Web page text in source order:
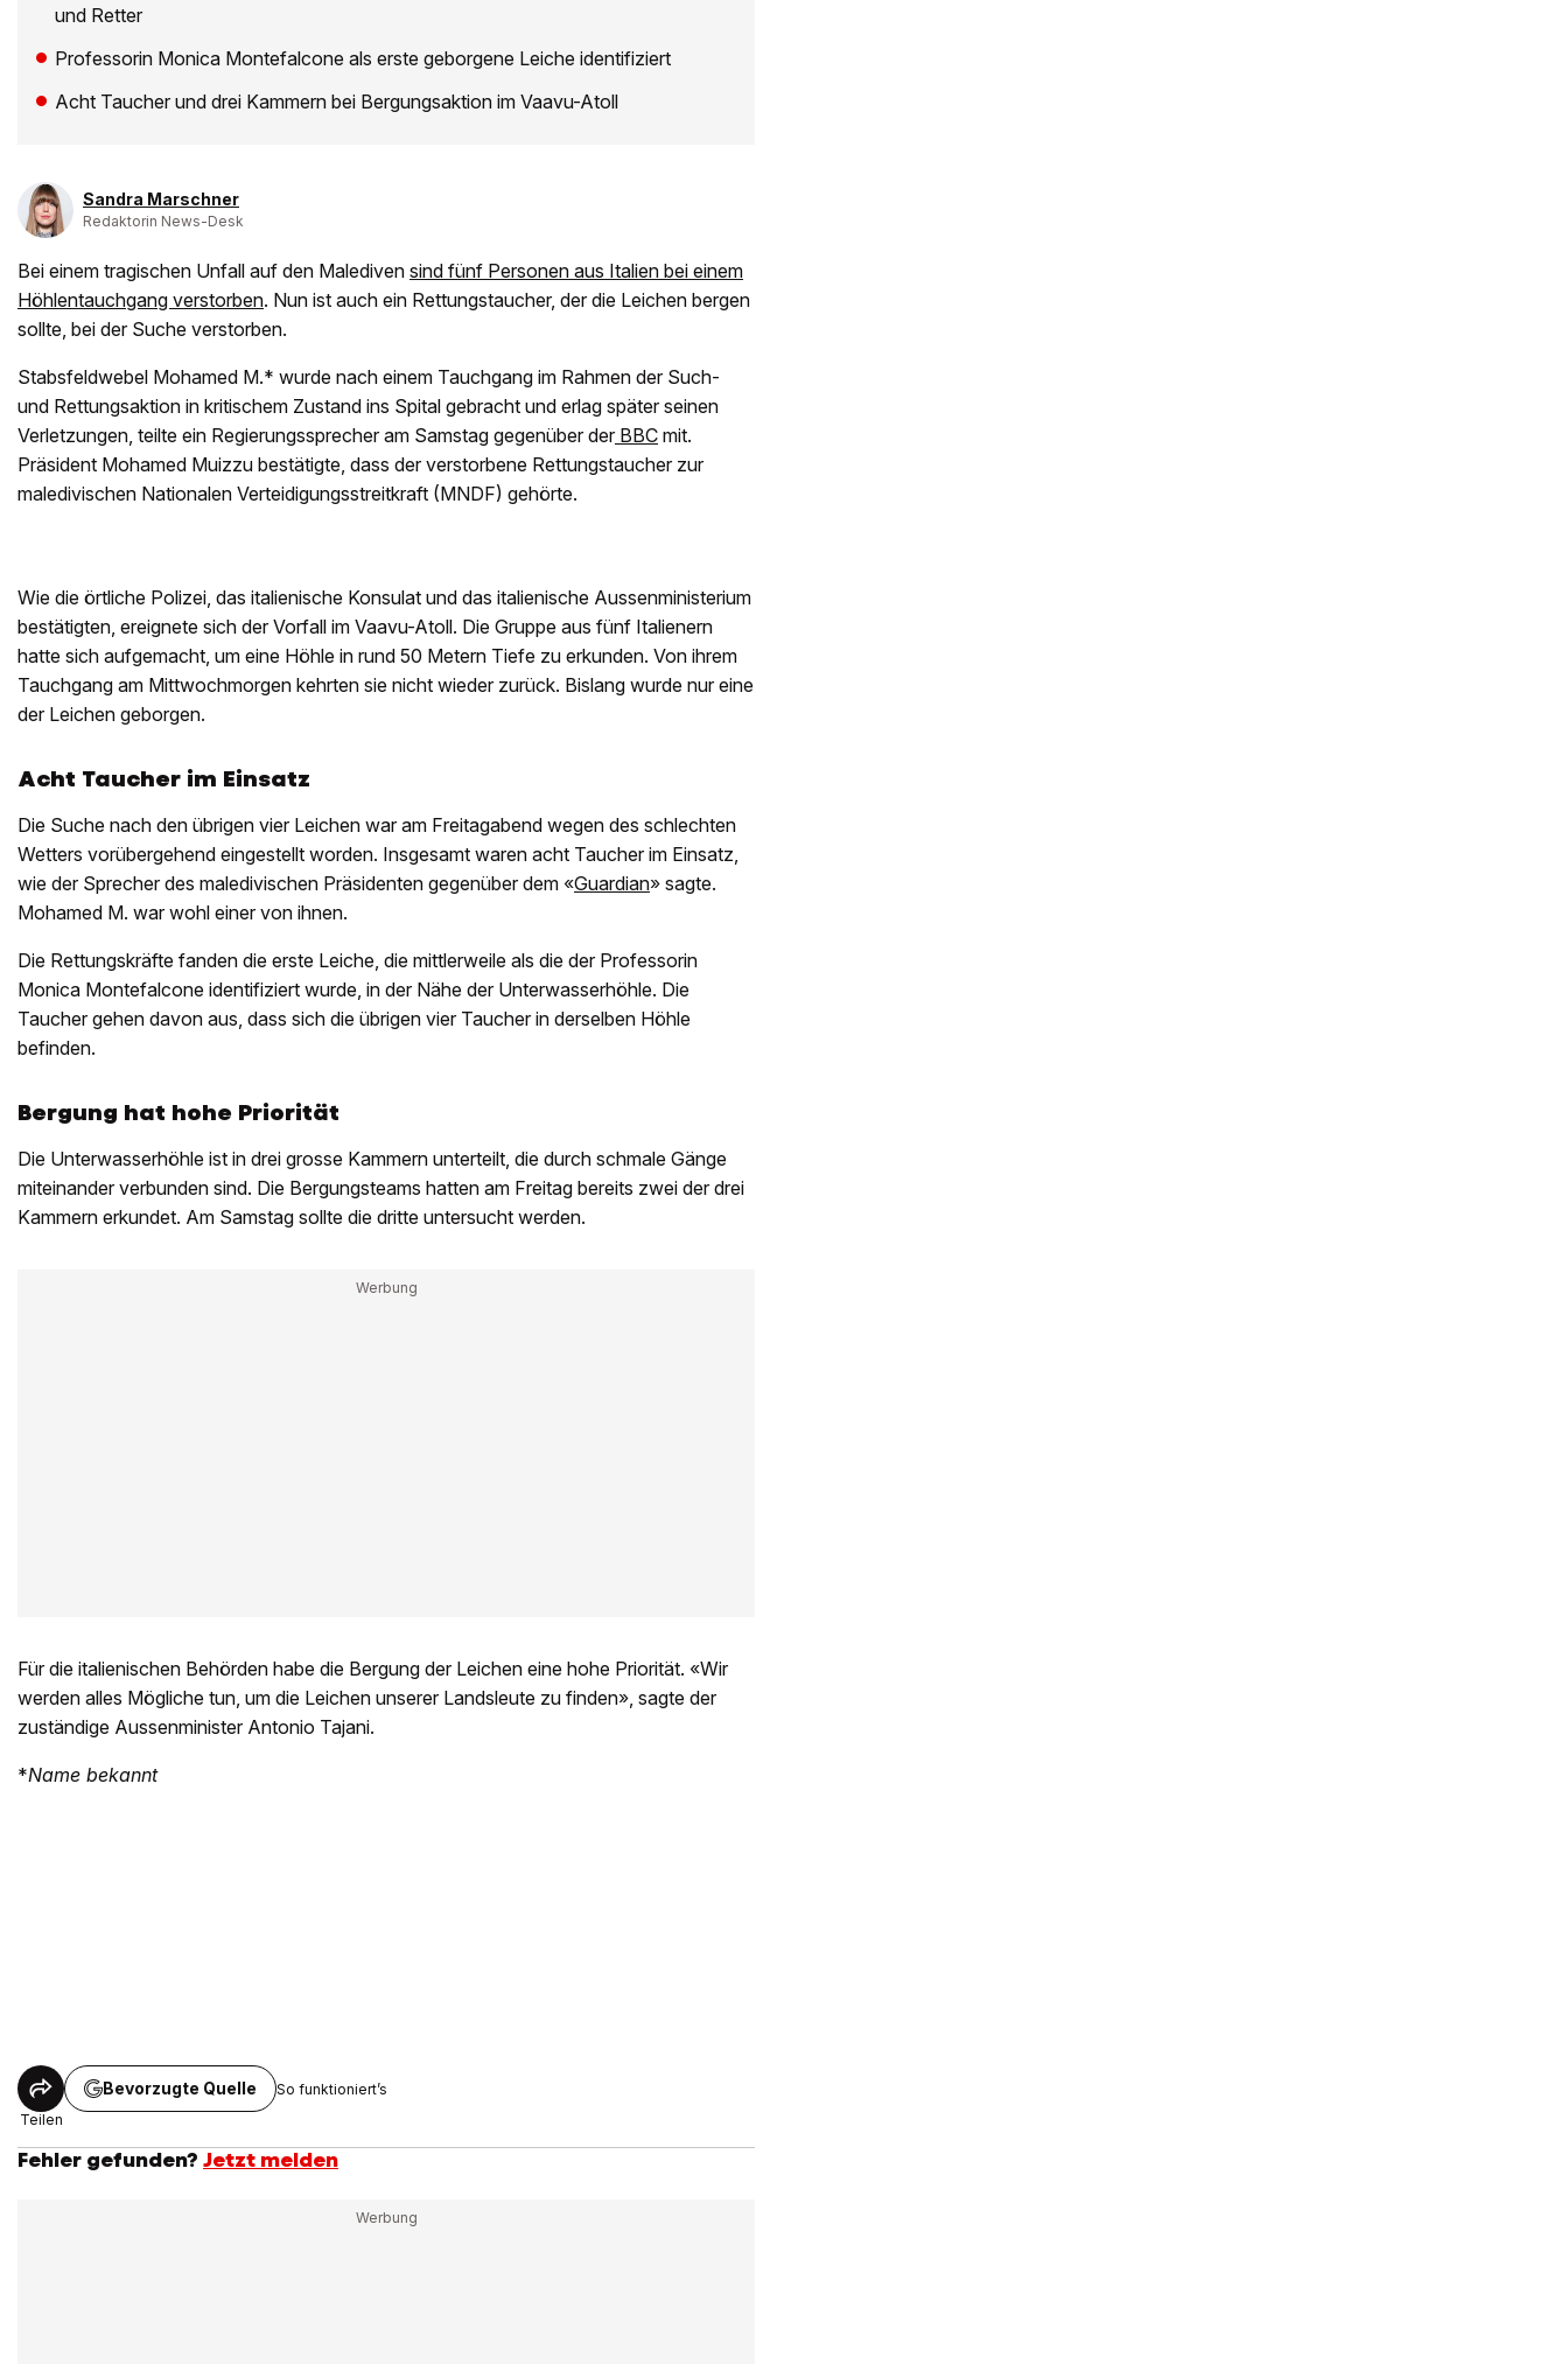
und Retter
Professorin Monica Montefalcone als erste geborgene Leiche identifiziert
Acht Taucher und drei Kammern bei Bergungsaktion im Vaavu-Atoll
Sandra Marschner
Redaktorin News-Desk
Bei einem tragischen Unfall auf den Malediven sind fünf Personen aus Italien bei einem
Höhlentauchgang verstorben. Nun ist auch ein Rettungstaucher, der die Leichen bergen
sollte, bei der Suche verstorben.
Stabsfeldwebel Mohamed M.* wurde nach einem Tauchgang im Rahmen der Such-
und Rettungsaktion in kritischem Zustand ins Spital gebracht und erlag später seinen
Verletzungen, teilte ein Regierungssprecher am Samstag gegenüber der BBC mit.
Präsident Mohamed Muizzu bestätigte, dass der verstorbene Rettungstaucher zur
maledivischen Nationalen Verteidigungsstreitkraft (MNDF) gehörte.
Wie die örtliche Polizei, das italienische Konsulat und das italienische Aussenministerium
bestätigten, ereignete sich der Vorfall im Vaavu-Atoll. Die Gruppe aus fünf Italienern
hatte sich aufgemacht, um eine Höhle in rund 50 Metern Tiefe zu erkunden. Von ihrem
Tauchgang am Mittwochmorgen kehrten sie nicht wieder zurück. Bislang wurde nur eine
der Leichen geborgen.
Acht Taucher im Einsatz
Die Suche nach den übrigen vier Leichen war am Freitagabend wegen des schlechten
Wetters vorübergehend eingestellt worden. Insgesamt waren acht Taucher im Einsatz,
wie der Sprecher des maledivischen Präsidenten gegenüber dem «Guardian» sagte.
Mohamed M. war wohl einer von ihnen.
Die Rettungskräfte fanden die erste Leiche, die mittlerweile als die der Professorin
Monica Montefalcone identifiziert wurde, in der Nähe der Unterwasserhöhle. Die
Taucher gehen davon aus, dass sich die übrigen vier Taucher in derselben Höhle
befinden.
Bergung hat hohe Priorität
Die Unterwasserhöhle ist in drei grosse Kammern unterteilt, die durch schmale Gänge
miteinander verbunden sind. Die Bergungsteams hatten am Freitag bereits zwei der drei
Kammern erkundet. Am Samstag sollte die dritte untersucht werden.
Für die italienischen Behörden habe die Bergung der Leichen eine hohe Priorität. «Wir
werden alles Mögliche tun, um die Leichen unserer Landsleute zu finden», sagte der
zuständige Aussenminister Antonio Tajani.
*Name bekannt
Teilen
Bevorzugte Quelle So funktioniert’s
Fehler gefunden? Jetzt melden